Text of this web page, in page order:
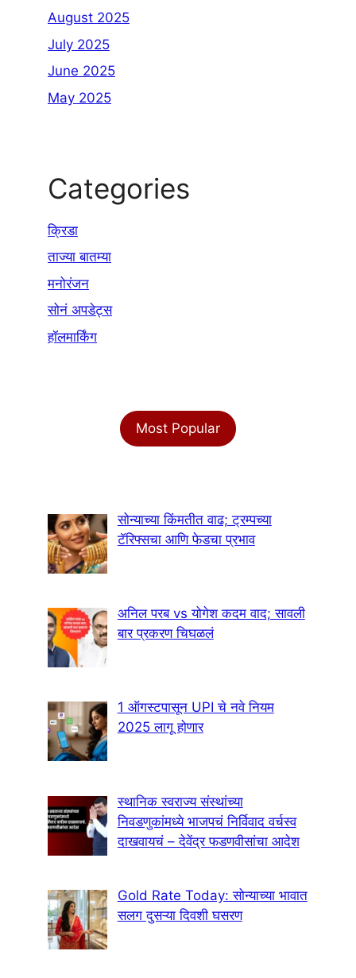
August 2025
July 2025
June 2025
May 2025
Categories
क्रिडा
ताज्या बातम्या
मनोरंजन
सोनं अपडेट्स
हॉलमार्किंग
Most Popular
सोन्याच्या किंमतीत वाढ; ट्रम्पच्या
टॅरिफ्सचा आणि फेडचा प्रभाव
अनिल परब vs योगेश कदम वाद; सावली
बार प्रकरण चिघळलं
1 ऑगस्टपासून UPI चे नवे नियम
2025 लागू होणार
स्थानिक स्वराज्य संस्थांच्या
निवडणुकांमध्ये भाजपचं निर्विवाद वर्चस्व
दाखवायचं – देवेंद्र फडणवीसांचा आदेश
Gold Rate Today: सोन्याच्या भावात
सलग दुसऱ्या दिवशी घसरण